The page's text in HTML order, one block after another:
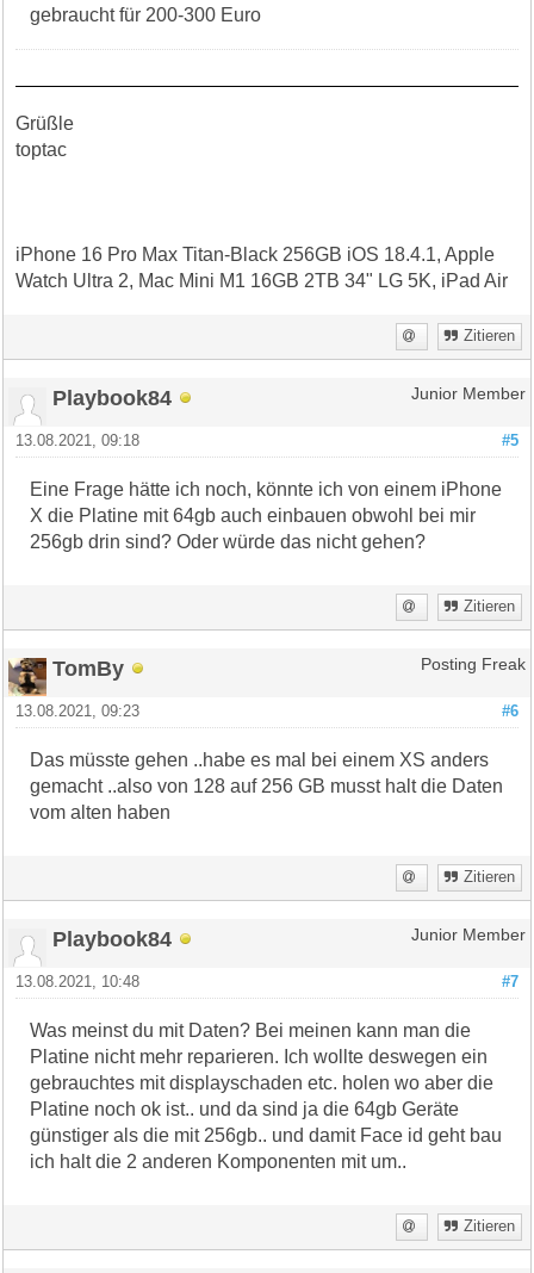
gebraucht für 200-300 Euro
Grüßle
toptac
iPhone 16 Pro Max Titan-Black 256GB iOS 18.4.1, Apple
Watch Ultra 2, Mac Mini M1 16GB 2TB 34" LG 5K, iPad Air
Zitieren
Playbook84 Junior Member
#5
13.08.2021, 09:18
Eine Frage hätte ich noch, könnte ich von einem iPhone
X die Platine mit 64gb auch einbauen obwohl bei mir
256gb drin sind? Oder würde das nicht gehen?
Zitieren
TomBy Posting Freak
#6
13.08.2021, 09:23
Das müsste gehen ..habe es mal bei einem XS anders
gemacht ..also von 128 auf 256 GB musst halt die Daten
vom alten haben
Zitieren
Playbook84 Junior Member
#7
13.08.2021, 10:48
Was meinst du mit Daten? Bei meinen kann man die
Platine nicht mehr reparieren. Ich wollte deswegen ein
gebrauchtes mit displayschaden etc. holen wo aber die
Platine noch ok ist.. und da sind ja die 64gb Geräte
günstiger als die mit 256gb.. und damit Face id geht bau
ich halt die 2 anderen Komponenten mit um..
Zitieren